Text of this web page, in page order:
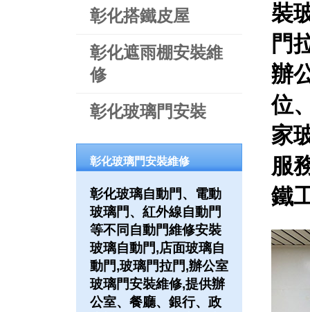
彰化搭鐵皮屋
彰化遮雨棚安裝維
修
彰化玻璃門安裝
彰化玻璃門安裝維修
彰化玻璃自動門、電動
玻璃門、紅外線自動門
等不同自動門維修安裝
玻璃自動門,店面玻璃自
動門,玻璃門拉門,辦公室
玻璃門安裝維修,提供辦
公室、餐廳、銀行、政
裝
門
辦
位
家
服
鐵